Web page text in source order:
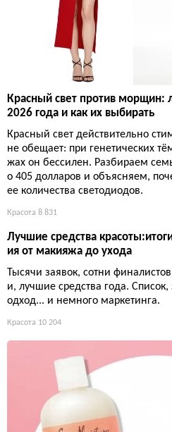
Красный свет против морщин:
2026 года и как их выбирать
Красный свет действительно
не обещает: при генетических
жах он бессилен. Разбираем
о 405 долларов и объясняем,
ее количества светодиодов.
Красота 8 831
Лучшие средства
ия от макияжа до ухода
Тысячи заявок, сотни
и, лучшие средства года.
одход... и немного маркетинга.
Красота 10 204